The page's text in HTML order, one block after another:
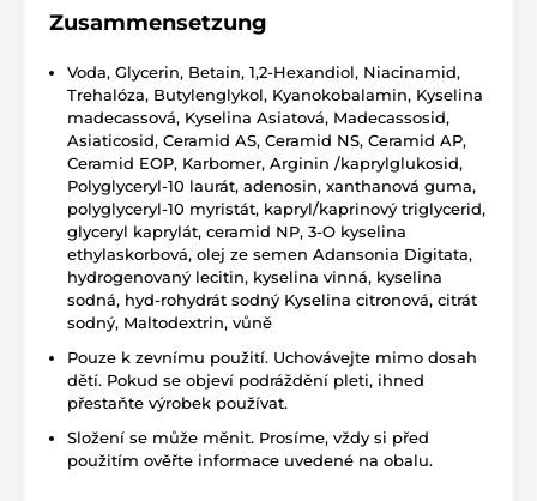
Zusammensetzung
Voda, Glycerin, Betain, 1,2-Hexandiol, Niacinamid,
Trehalóza, Butylenglykol, Kyanokobalamin, Kyselina
madecassová, Kyselina Asiatová, Madecassosid,
Asiaticosid, Ceramid AS, Ceramid NS, Ceramid AP,
Ceramid EOP, Karbomer, Arginin /kaprylglukosid,
Polyglyceryl-10 laurát, adenosin, xanthanová guma,
polyglyceryl-10 myristát, kapryl/kaprinový triglycerid,
glyceryl kaprylát, ceramid NP, 3-O kyselina
ethylaskorbová, olej ze semen Adansonia Digitata,
hydrogenovaný lecitin, kyselina vinná, kyselina
sodná, hyd-rohydrát sodný Kyselina citronová, citrát
sodný, Maltodextrin, vůně
Pouze k zevnímu použití. Uchovávejte mimo dosah
dětí. Pokud se objeví podráždění pleti, ihned
přestaňte výrobek používat.
Složení se může měnit. Prosíme, vždy si před
použitím ověřte informace uvedené na obalu.